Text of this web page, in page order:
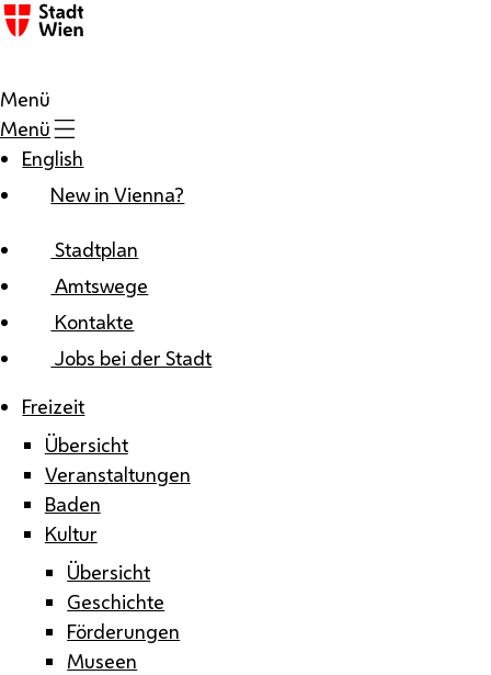
Zum Inhalt
Menü
Menü
English
New in Vienna?
Stadtplan
Amtswege
Kontakte
Jobs bei der Stadt
Freizeit
Übersicht
Veranstaltungen
Baden
Kultur
Übersicht
Geschichte
Förderungen
Museen